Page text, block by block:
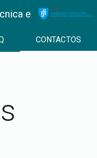
e de
CONTACTOS